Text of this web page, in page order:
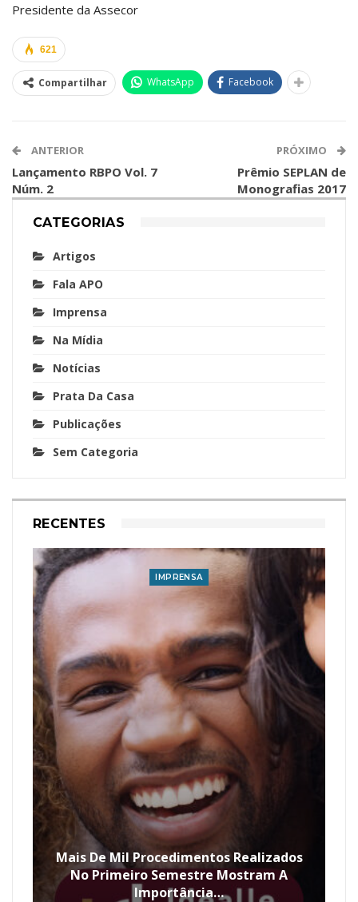
Presidente da Assecor
621
Compartilhar WhatsApp Facebook
ANTERIOR
Lançamento RBPO Vol. 7
Núm. 2
PRÓXIMO
Prêmio SEPLAN de
Monografias 2017
CATEGORIAS
Artigos
Fala APO
Imprensa
Na Mídia
Notícias
Prata Da Casa
Publicações
Sem Categoria
RECENTES
IMPRENSA
Mais De Mil Procedimentos Realizados
No Primeiro Semestre Mostram A
Importância…